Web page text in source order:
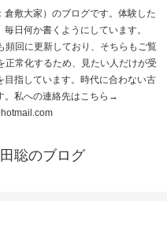
敷大家）のブログです。体験した
日何か書くようにしています。
回に更新しており、そちらもご覧
正常化するため、見たい人だけが受
指しています。時代に合わない古
。私への連絡先はこちら→
聡のブログ